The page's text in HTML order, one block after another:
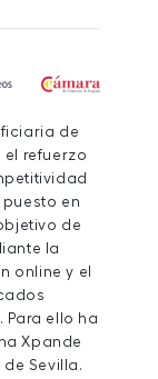
de
el refuerzo
puesto en
de
la
online y el
Para ello ha
Xpande
Sevilla.